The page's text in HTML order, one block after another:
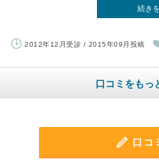
続き
2012年12月受診 / 2015年09月投稿
口コミをもっ
口コ